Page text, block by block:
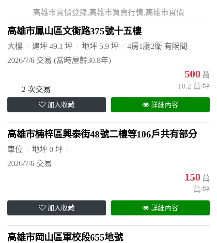
高雄市實價登錄,高雄市買賣行情,高雄市實價
高雄市鳳山區文衡路375號十五樓
大樓 建坪 49.1 坪 地坪 5.9 坪
4房1廳2衛 有隔間
2026/7/6 交易 (當時屋齡30.8年)
2 次交易
500 萬
10.2 萬/坪
加入收藏 詳細內容
高雄市楠梓區興泰街48號二樓等106戶共有部分
車位
地坪 0 坪
2026/7/6 交易
150 萬
萬/坪
加入收藏 詳細內容
高雄市岡山區軍校段655地號